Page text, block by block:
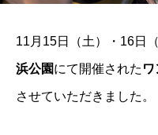
11月15日（土）・16日
浜公園にて開催された
させていただきました。